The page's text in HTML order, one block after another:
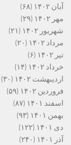
آبان ۱۴۰۲
(۶۸)
مهر ۱۴۰۲
(۲۹)
شهریور ۱۴۰۲
(۲۱)
مرداد ۱۴۰۲
(۲۰)
تیر ۱۴۰۲
(۶)
خرداد ۱۴۰۲
(۱۴)
اردیبهشت ۱۴۰۲
(۳۰)
فروردین ۱۴۰۲
(۵۹)
اسفند ۱۴۰۱
(۸۷)
بهمن ۱۴۰۱
(۹۳)
دی ۱۴۰۱
(۱۲۲)
آذر ۱۴۰۱
(۲۴۰)